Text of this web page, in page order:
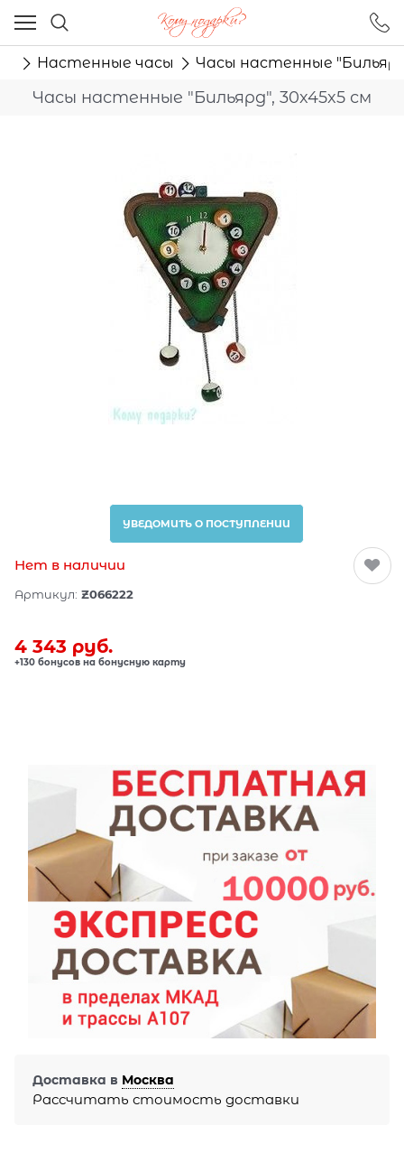
Настенные часы Часы настенные
Часы настенные "Бильярд", 30x45x5 см
УВЕДОМИТЬ О ПОСТУПЛЕНИИ
Нет в наличии
Артикул: Z066222
4 343 руб.
+130 бонусов на бонусную карту
Доставка в Москва
Рассчитать стоимость доставки
Ваш город - Москва,
угадали?
ДА НЕТ